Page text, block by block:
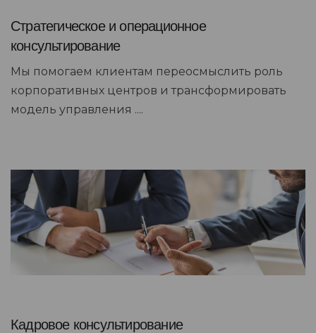
Стратегическое и операционное
консультирование
Мы помогаем клиентам переосмыслить роль
корпоративных центров и трансформировать
модель управления ....
Кадровое консультирование